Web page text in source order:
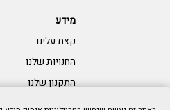
מידע
קצת עלינו
החנויות שלנו
התקנון שלנו
צרו קשר: